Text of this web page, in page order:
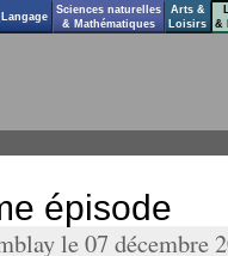
épisode
le 07 décembre
Langage
Sciences naturelles
& Mathématiques
Arts &
Loisirs
&